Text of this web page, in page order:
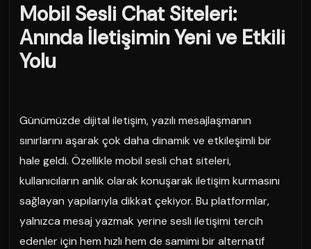
Mobil Sesli Chat Siteleri:
Anında İletişimin Yeni ve Etkili
Yolu
Günümüzde dijital iletişim, yazılı mesajlaşmanın
sınırlarını aşarak çok daha dinamik ve etkileşimli bir
hale geldi. Özellikle mobil sesli chat siteleri,
kullanıcıların anlık olarak konuşarak iletişim kurmasını
sağlayan yapılarıyla dikkat çekiyor. Bu platformlar,
yalnızca mesaj yazmak yerine sesli iletişimi tercih
edenler için hem hızlı hem de samimi bir alternatif